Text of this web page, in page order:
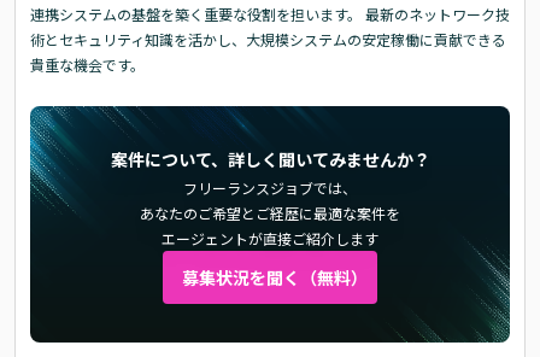
連携システムの基盤を築く重要な役割を担います。 最新のネットワーク技
術とセキュリティ知識を活かし、大規模システムの安定稼働に貢献できる
貴重な機会です。
案件について、詳しく聞いてみませんか？
フリーランスジョブでは、
あなたのご希望とご経歴に最適な案件を
エージェントが直接ご紹介します
募集状況を聞く（無料）